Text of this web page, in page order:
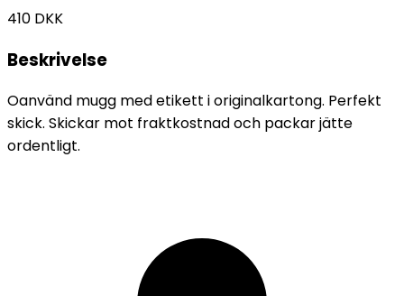
410 DKK
Beskrivelse
Oanvänd mugg med etikett i originalkartong. Perfekt
skick. Skickar mot fraktkostnad och packar jätte
ordentligt.